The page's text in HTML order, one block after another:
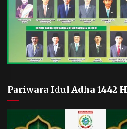
Pariwara Idul Adha 1442 H